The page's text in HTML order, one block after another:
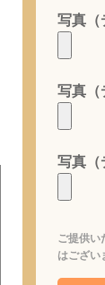
写真（
写真（
写真（
ご提供い
はござい